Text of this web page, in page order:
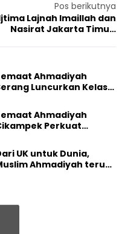
Pos berikutnya
Lajnah Imaillah dan
Nasirat Jakarta Timur,
dan Berilmu
Ahmadiyah
Luncurkan Kelas
Unggul
Ahmadiyah
Perkuat
Pengajian
UK untuk Dunia,
Ahmadiyah terus